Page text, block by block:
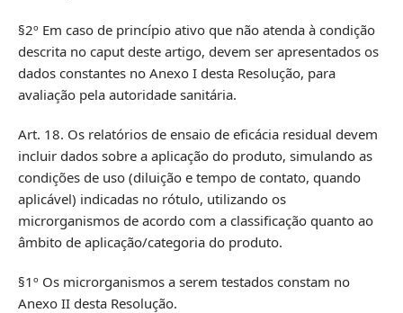
§2º Em caso de princípio ativo que não atenda à condição
descrita no caput deste artigo, devem ser apresentados os
dados constantes no Anexo I desta Resolução, para
avaliação pela autoridade sanitária.
Art. 18. Os relatórios de ensaio de eficácia residual devem
incluir dados sobre a aplicação do produto, simulando as
condições de uso (diluição e tempo de contato, quando
aplicável) indicadas no rótulo, utilizando os
microrganismos de acordo com a classificação quanto ao
âmbito de aplicação/categoria do produto.
§1º Os microrganismos a serem testados constam no
Anexo II desta Resolução.